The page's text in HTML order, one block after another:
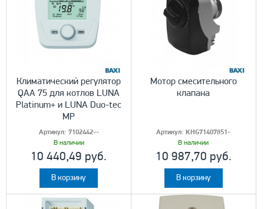
Климатический регулятор
QAA 75 для котлов LUNA
Platinum+ и LUNA Duo-tec
MP
Артикул: 7102442--
В наличии
10 440,49 руб.
В корзину
Мотор смесительного
клапана
Артикул:KHG71407851-
В наличии
10 987,70 руб.
В корзину